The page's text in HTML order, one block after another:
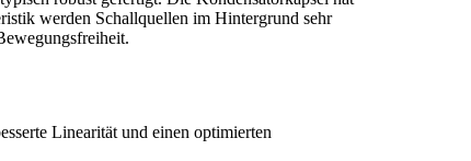
werden Schallquellen im Hintergrund sehr
Linearität und einen optimierten